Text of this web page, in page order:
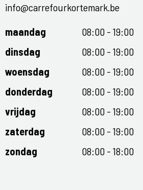
info@carrefourkortemark.be
maandag
08:00 - 19:00
dinsdag
08:00 - 19:00
woensdag
08:00 - 19:00
donderdag
08:00 - 19:00
vrijdag
08:00 - 19:00
zaterdag
08:00 - 19:00
zondag
08:00 - 18:00